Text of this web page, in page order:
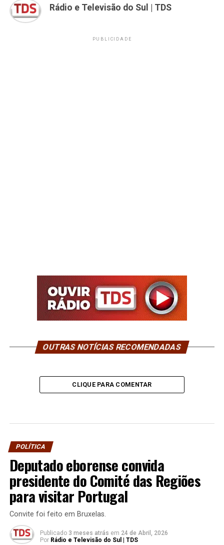
Rádio e Televisão do Sul | TDS
PUBLICIDADE
OUTRAS NOTÍCIAS RECOMENDADAS
CLIQUE PARA COMENTAR
POLÍTICA
Deputado eborense convida
presidente do Comité das Regiões
para visitar Portugal
Convite foi feito em Bruxelas.
Publicado 3 meses atrás em 24 de Abril, 2026
Por Rádio e Televisão do Sul | TDS